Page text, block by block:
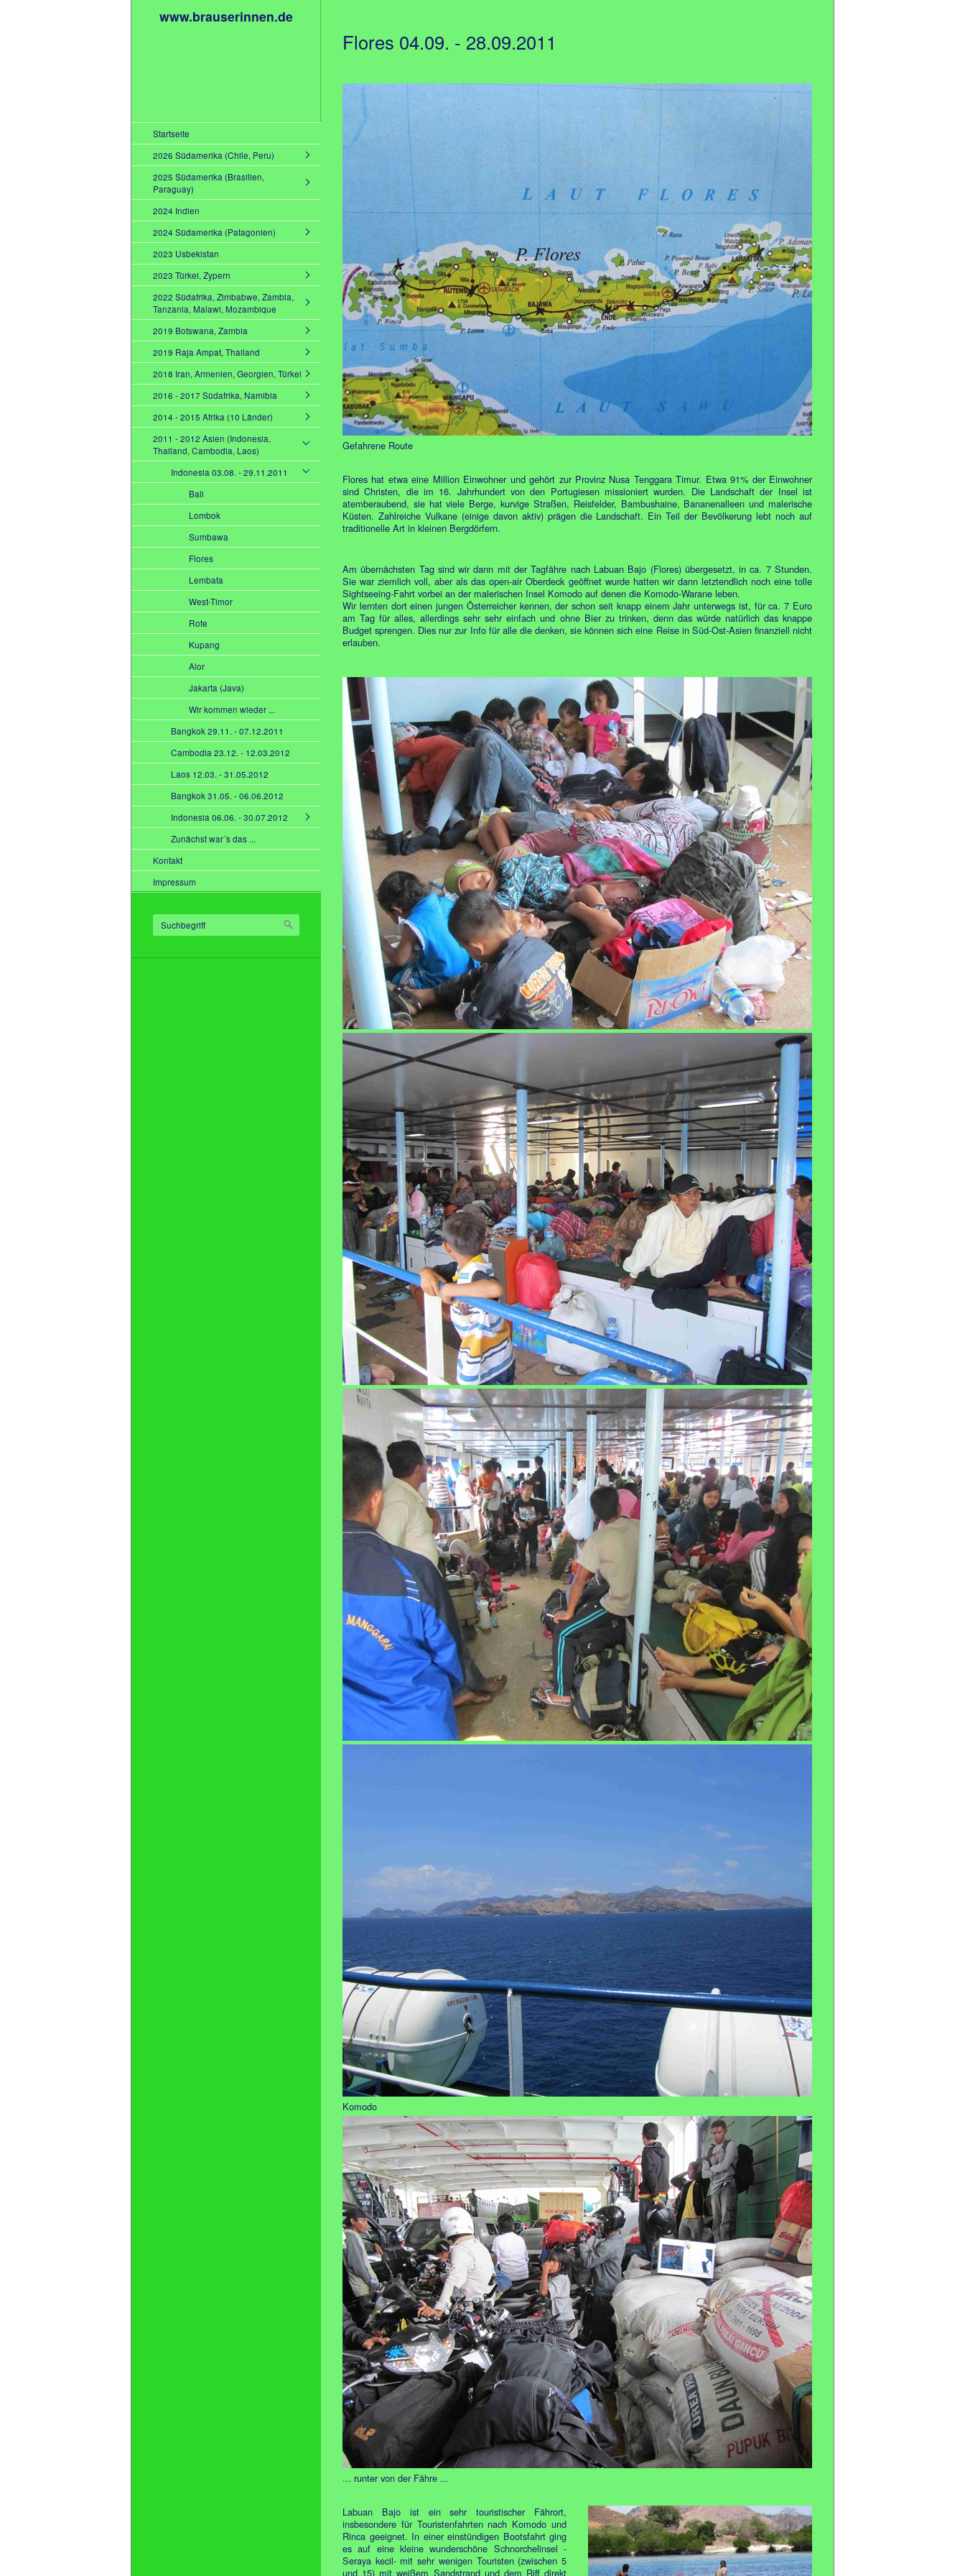
www.brauserinnen.de
Startseite
2026 Südamerika (Chile, Peru)
2025 Südamerika (Brasilien,
Paraguay)
2024 Indien
2024 Südamerika (Patagonien)
2023 Usbekistan
2023 Türkei, Zypern
2022 Südafrika, Zimbabwe, Zambia,
Tanzania, Malawi, Mozambique
2019 Botswana, Zambia
2019 Raja Ampat, Thailand
2018 Iran, Armenien, Georgien, Türkei
2016 - 2017 Südafrika, Namibia
2014 - 2015 Afrika (10 Länder)
2011 - 2012 Asien (Indonesia,
Thailand, Cambodia, Laos)
Indonesia 03.08. - 29.11.2011
Bali
Lombok
Sumbawa
Flores
Lembata
West-Timor
Rote
Kupang
Alor
Jakarta (Java)
Wir kommen wieder ...
Bangkok 29.11. - 07.12.2011
Cambodia 23.12. - 12.03.2012
Laos 12.03. - 31.05.2012
Bangkok 31.05. - 06.06.2012
Indonesia 06.06. - 30.07.2012
Zunächst war´s das ...
Kontakt
Impressum
Flores 04.09. - 28.09.2011
Gefahrene Route
Flores hat etwa eine Million Einwohner und gehört zur Provinz Nusa Tenggara Timur. Etwa 91% der Einwohner
sind Christen, die im 16. Jahrhundert von den Portugiesen missioniert wurden. Die Landschaft der Insel ist
atemberaubend, sie hat viele Berge, kurvige Straßen, Reisfelder, Bambushaine, Bananenalleen und malerische
Küsten. Zahlreiche Vulkane (einige davon aktiv) prägen die Landschaft. Ein Teil der Bevölkerung lebt noch auf
traditionelle Art in kleinen Bergdörfern.
Am übernächsten Tag sind wir dann mit der Tagfähre nach Labuan Bajo (Flores) übergesetzt, in ca. 7 Stunden.
Sie war ziemlich voll, aber als das open-air Oberdeck geöffnet wurde hatten wir dann letztendlich noch eine tolle
Sightseeing-Fahrt vorbei an der malerischen Insel Komodo auf denen die Komodo-Warane leben.
Wir lernten dort einen jungen Österreicher kennen, der schon seit knapp einem Jahr unterwegs ist, für ca. 7 Euro
am Tag für alles, allerdings sehr sehr einfach und ohne Bier zu trinken, denn das würde natürlich das knappe
Budget sprengen. Dies nur zur Info für alle die denken, sie können sich eine Reise in Süd-Ost-Asien finanziell nicht
erlauben.
Komodo
... runter von der Fähre ...
Labuan Bajo ist ein sehr touristischer Fährort,
insbesondere für Touristenfahrten nach Komodo und
Rinca geeignet. In einer einstündigen Bootsfahrt ging
es auf eine kleine wunderschöne Schnorchelinsel -
Seraya kecil- mit sehr wenigen Touristen (zwischen 5
und 15) mit weißem Sandstrand und dem Riff direkt